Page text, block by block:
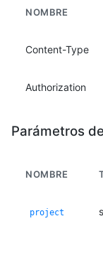
NOMBRE
Content-Type
Authorization
Parámetros
NOMBRE
project